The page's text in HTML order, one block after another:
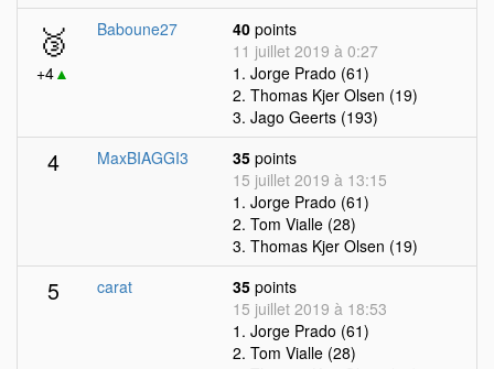
🥉
+4▲
Baboune27 40 points
11 juillet 2019 à 0:27
1. Jorge Prado (61)
2. Thomas Kjer Olsen (19)
3. Jago Geerts (193)
4 MaxBIAGGI3 35 points
15 juillet 2019 à 13:15
1. Jorge Prado (61)
2. Tom Vialle (28)
3. Thomas Kjer Olsen (19)
5 carat 35 points
15 juillet 2019 à 18:53
1. Jorge Prado (61)
2. Tom Vialle (28)